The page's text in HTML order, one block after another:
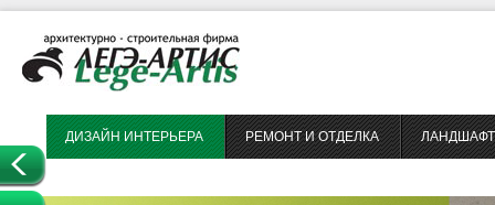
ДИЗАЙН ИНТЕРЬЕРА РЕМОНТ И ОТДЕЛКА